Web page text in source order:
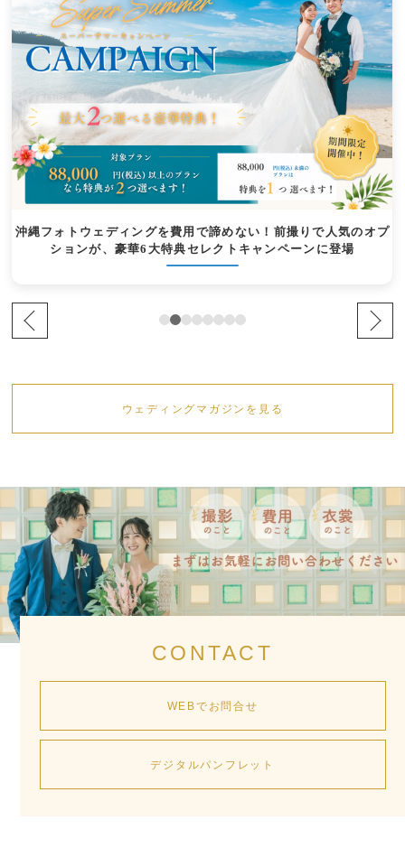
沖縄フォトウェディングを費用で諦めない！前撮りで人気のオプ
ションが、豪華6大特典セレクトキャンペーンに登場
ウェディングマガジンを見る
CONTACT
WEBでお問合せ
デジタルパンフレット